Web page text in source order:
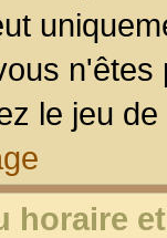
le jeu
horaire